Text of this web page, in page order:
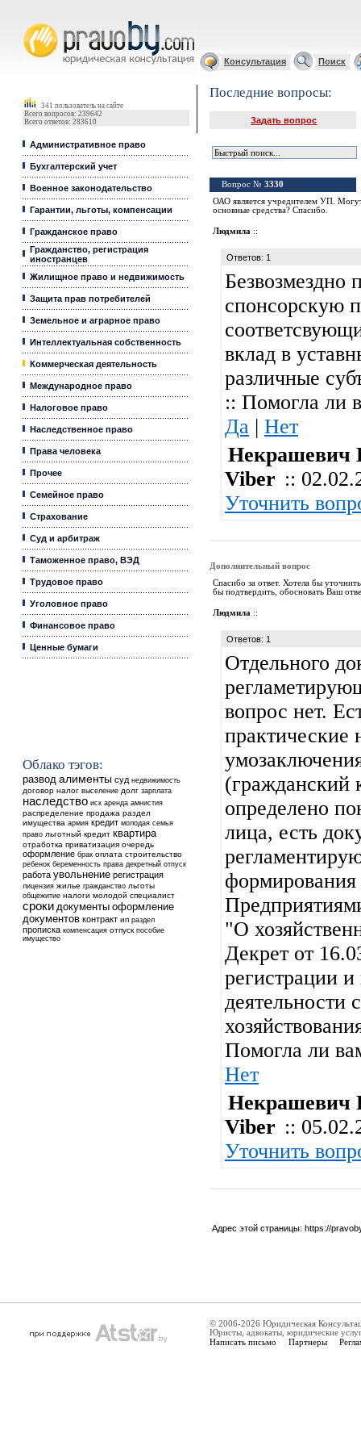
Консультация Поиск
341 пользователь на сайте
Всего вопросов: 239642
Всего ответов: 283610
Административное право
Бухгалтерский учет
Военное законодательство
Гарантии, льготы, компенсации
Гражданское право
Гражданство, регистрация
иностранцев
Жилищное право и недвижимость
Защита прав потребителей
Земельное и аграрное право
Интеллектуальная собственность
Коммерческая деятельность
Международное право
Налоговое право
Наследственное право
Права человека
Прочее
Семейное право
Страхование
Суд и арбитраж
Таможенное право, ВЭД
Трудовое право
Уголовное право
Финансовое право
Ценные бумаги
Облако тэгов:
развод алименты суд недвижимость
договор налог выселение долг зарплата
наследство иск аренда амнистия
распределение продажа раздел
имущества армия кредит молодая семья
право льготный кредит квартира
отработка приватизация очередь
оформление брак оплата строительство
ребенок беременность права декретный отпуск
работа увольнение регистрация
лицензия жилье гражданство льготы
общежитие налоги молодой специалист
сроки документы оформление
документов контракт ип раздел
прописка компенсация отпуск пособие
имущество
Последние вопросы:
Задать вопрос
Вопрос № 3330
ОАО является учредителем УП.
основные средства? Спасибо.
Людмила ::
Ответов: 1
Безвозмездно
спонсорскую
вклад в
различные
:: Помогла ли
Да | Нет
Некрашевич
Viber ::
Уточнить
Дополнительный вопрос
Спасибо за ответ. Хотела бы
бы подтвердить, обосновать Ваш
Людмила ::
Ответов: 1
Отдельного
вопрос нет.
практические
(гражданский
определено
лица, есть
формирования
"О
Декрет от
регистрации
деятельности
Помогла ли
Нет
Некрашевич
Viber ::
Уточнить
Адрес этой страницы: https://
© 2006-2026 Юридическая
Юристы, адвокаты, юридические
Написать письмо Партнеры